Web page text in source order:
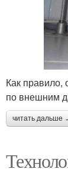
Как правило,
по внешним
читать дальше